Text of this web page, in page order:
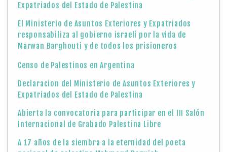
Expatriados del Estado de Palestina
El Ministerio de Asuntos Exteriores y Expatriados
responsabiliza al gobierno israelí por la vida de
Marwan Barghouti y de todos los prisioneros
Censo de Palestinos en Argentina
Declaracion del Ministerio de Asuntos Exteriores y
Expatriados del Estado de Palestina
Abierta la convocatoria para participar en el III Salón
Internacional de Grabado Palestina Libre
A 17 años de la siembra a la eternidad del poeta